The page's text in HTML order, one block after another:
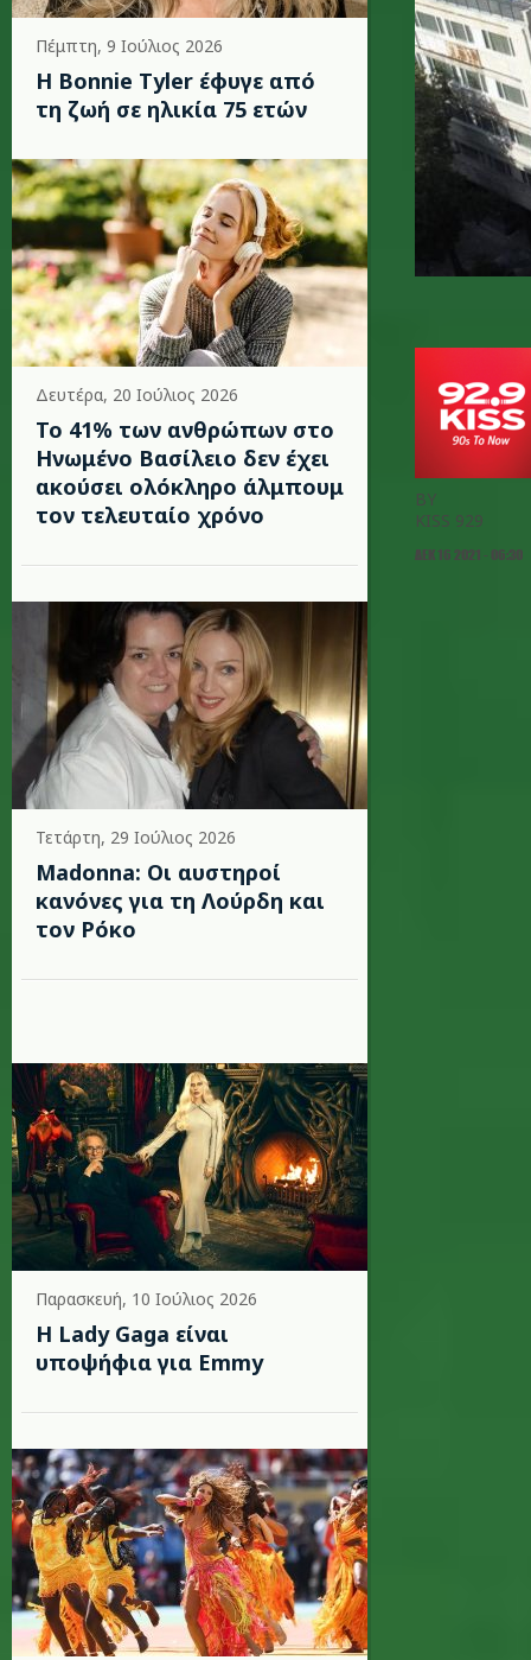
Πέμπτη, 9 Ιούλιος 2026
Η Bonnie Tyler έφυγε από
τη ζωή σε ηλικία 75 ετών
Δευτέρα, 20 Ιούλιος 2026
Το 41% των ανθρώπων στο
Ηνωμένο Βασίλειο δεν έχει
ακούσει ολόκληρο άλμπουμ
τον τελευταίο χρόνο
Τετάρτη, 29 Ιούλιος 2026
Madonna: Οι αυστηροί
κανόνες για τη Λούρδη και
τον Ρόκο
Παρασκευή, 10 Ιούλιος 2026
Η Lady Gaga είναι
υποψήφια για Emmy
BY
KISS 929
ΔΕΚ 16 2021 - 06:30